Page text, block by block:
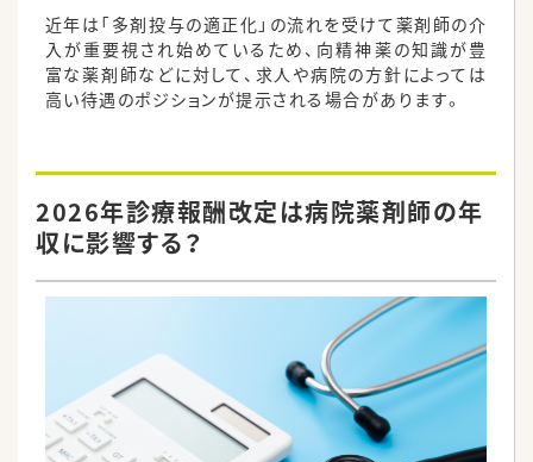
近年は「多剤投与の適正化」の流れを受けて薬剤師の介
入が重要視され始めているため、向精神薬の知識が豊
富な薬剤師などに対して、求人や病院の方針によっては
高い待遇のポジションが提示される場合があります。
2026年診療報酬改定は病院薬剤師の年
収に影響する？